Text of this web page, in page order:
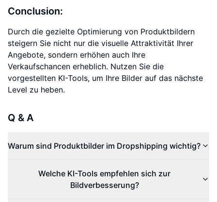
Conclusion:
Durch die gezielte Optimierung von Produktbildern
steigern Sie nicht nur die visuelle Attraktivität Ihrer
Angebote, sondern erhöhen auch Ihre
Verkaufschancen erheblich. Nutzen Sie die
vorgestellten KI-Tools, um Ihre Bilder auf das nächste
Level zu heben.
Q & A
Warum sind Produktbilder im Dropshipping wichtig?
Welche KI-Tools empfehlen sich zur
Bildverbesserung?